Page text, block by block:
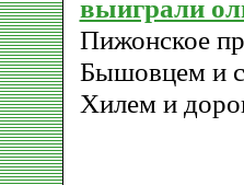
выиграли
Пижонское
Бышовцем и
Хилем и